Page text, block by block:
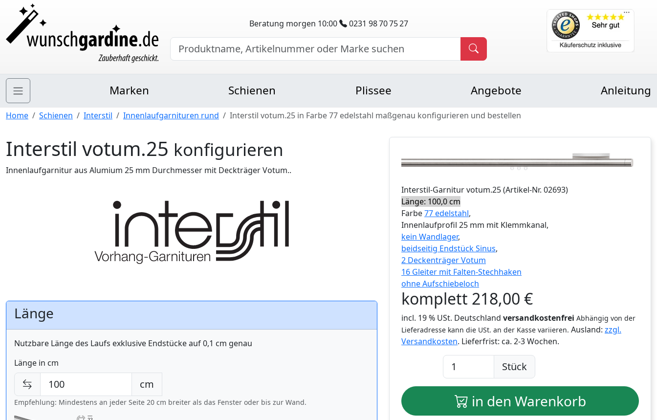
Beratung morgen 10:00 0231 98 70 75 27
Marken Schienen Plissee Angebote Anleitung
Home Schienen Interstil Innenlaufgarnituren rund Interstil votum.25 in Farbe 77 edelstahl maßgenau konfigurieren und bestellen
Interstil votum.25 konfigurieren
Innenlaufgarnitur aus Alumium 25 mm Durchmesser mit Deckträger Votum..
Länge
Nutzbare Länge des Laufs exklusive Endstücke auf 0,1 cm genau
Länge in cm
cm
Empfehlung: Mindestens an jeder Seite 20 cm breiter als das Fenster oder bis zur Wand.
Interstil-Garniturvotum.25(Artikel-Nr. 02693)
Länge: 100,0 cm
Farbe77 edelstahl,
Innenlaufprofil 25 mm mit Klemmkanal,
kein Wandlager,
beidseitig Endstück Sinus,
2 Deckenträger Votum
16 Gleiter mit Falten-Stechhaken
ohne Aufschiebeloch
komplett 218,00 €
incl. 19 % USt. Deutschland versandkostenfrei Abhängig von der
Lieferadresse kann die USt. an der Kasse variieren. Ausland: zzgl.
Versandkosten. Lieferfrist: ca. 2-3 Wochen.
Stück
in den Warenkorb